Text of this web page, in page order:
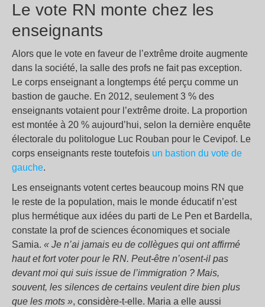
Le vote RN monte chez les
enseignants
Alors que le vote en faveur de l’extrême droite augmente
dans la société, la salle des profs ne fait pas exception.
Le corps enseignant a longtemps été perçu comme un
bastion de gauche. En 2012, seulement 3 % des
enseignants votaient pour l’extrême droite. La proportion
est montée à 20 % aujourd’hui, selon la dernière enquête
électorale du politologue Luc Rouban pour le Cevipof. Le
corps enseignants reste toutefois un bastion du vote de
gauche.
Les enseignants votent certes beaucoup moins RN que
le reste de la population, mais le monde éducatif n’est
plus hermétique aux idées du parti de Le Pen et Bardella,
constate la prof de sciences économiques et sociale
Samia. « Je n’ai jamais eu de collègues qui ont affirmé
haut et fort voter pour le RN. Peut-être n’osent-il pas
devant moi qui suis issue de l’immigration ? Mais,
souvent, les silences de certains veulent dire bien plus
que les mots », considère-t-elle. Maria a elle aussi